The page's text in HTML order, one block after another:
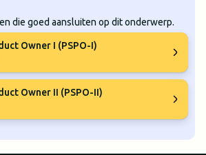
die goed aansluiten op dit onderwerp.
Owner I (PSPO-I)
Owner II (PSPO-II)